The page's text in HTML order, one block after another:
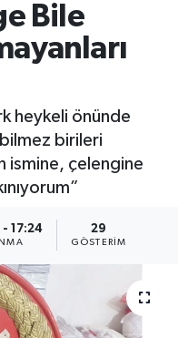
Bile
heykeli önünde
birileri
ismine, çelengine
- 17:24 29
GÖSTERIM